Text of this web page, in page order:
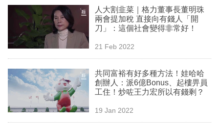
區
人大割韭菜｜格力董事長董明珠
兩會提加稅 直接向有錢人「開
刀」：這個社會變得非常好！
21 Feb 2022
共同富裕有好多種方法！娃哈哈
創辦人：派6億Bonus、起樓畀員
工住！炒咗王力宏所以有錢剩？
19 Jan 2022